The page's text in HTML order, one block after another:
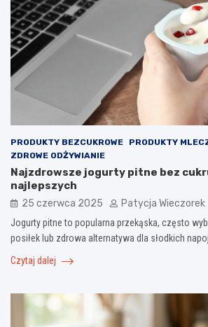
PRODUKTY BEZCUKROWE PRODUKTY
ZDROWE ODŻYWIANIE
Najzdrowsze jogurty pitne bez
najlepszych
25 czerwca 2025 Patycja Wieczorek
Jogurty pitne to popularna przekąska, często
posiłek lub zdrowa alternatywa dla słodkich
Czytaj dalej